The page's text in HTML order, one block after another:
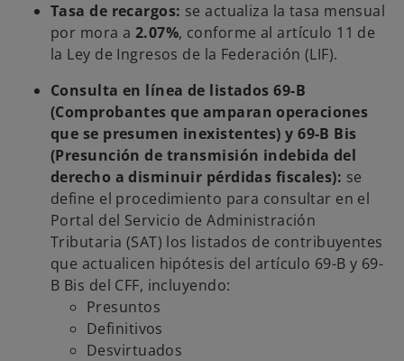
Tasa de recargos: se actualiza la tasa mensual
por mora a 2.07%, conforme al artículo 11 de
la Ley de Ingresos de la Federación (LIF).
Consulta en línea de listados 69-B
(Comprobantes que amparan operaciones
que se presumen inexistentes) y 69-B Bis
(Presunción de transmisión indebida del
derecho a disminuir pérdidas fiscales): se
define el procedimiento para consultar en el
Portal del Servicio de Administración
Tributaria (SAT) los listados de contribuyentes
que actualicen hipótesis del artículo 69-B y 69-
B Bis del CFF, incluyendo:
Presuntos
Definitivos
Desvirtuados